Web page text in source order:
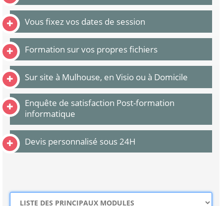
Vous fixez vos dates de session
Formation sur vos propres fichiers
Sur site à Mulhouse, en Visio ou à Domicile
Enquête de satisfaction Post-formation
informatique
Devis personnalisé sous 24H